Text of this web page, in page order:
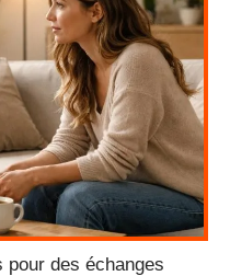
des échanges